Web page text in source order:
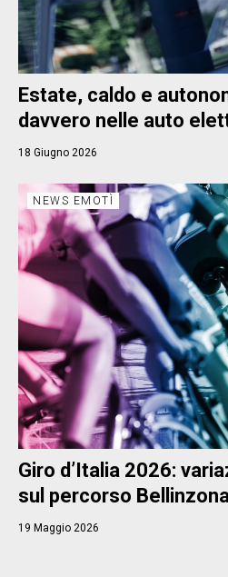
Estate, caldo e
davvero nelle auto
18 Giugno 2026
NEWS EMOTÌ
Giro d’Italia 2026:
sul percorso
19 Maggio 2026